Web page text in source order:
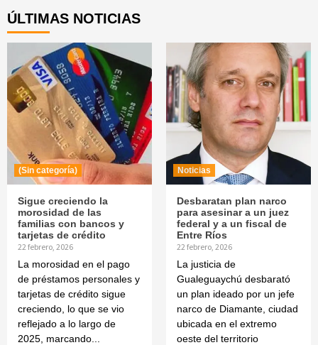
ÚLTIMAS NOTICIAS
(Sin categoría)
Sigue creciendo la
morosidad de las
familias con bancos y
tarjetas de crédito
22 febrero, 2026
La morosidad en el pago
de préstamos personales y
tarjetas de crédito sigue
creciendo, lo que se vio
reflejado a lo largo de
2025, marcando...
Noticias
Desbaratan plan narco
para asesinar a un juez
federal y a un fiscal de
Entre Ríos
22 febrero, 2026
La justicia de
Gualeguaychú desbarató
un plan ideado por un jefe
narco de Diamante, ciudad
ubicada en el extremo
oeste del territorio